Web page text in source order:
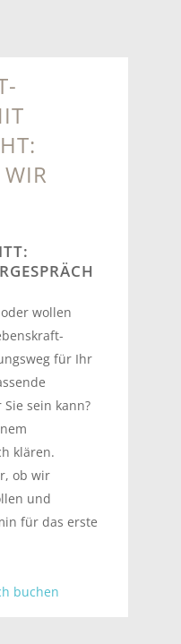
wollen
für Ihr
sein kann?
klären.
ob wir
und
für das erste
buchen